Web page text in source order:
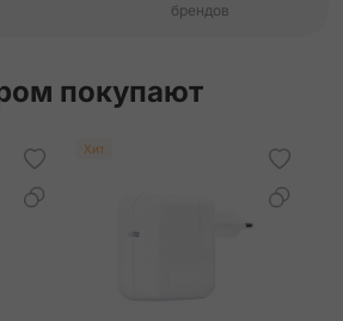
брендов
покупают
Хит